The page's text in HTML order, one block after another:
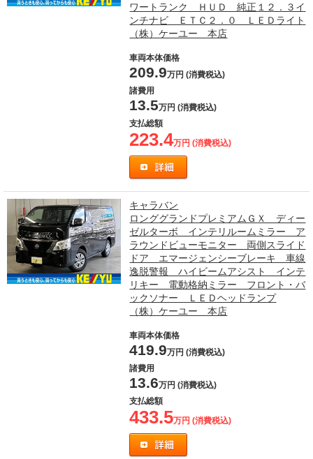
ワートランク ＨＵＤ 純正１２．３イ
ンチナビ ＥＴＣ２．０ ＬＥＤライト
（株）ケーユー 本店
車両本体価格
209.9万円 (消費税込)
諸費用
13.5万円 (消費税込)
支払総額
223.4万円 (消費税込)
キャラバン
ロンググランドプレミアムＧＸ ディー
ゼルターボ インテリルームミラー ア
ラウンドビューモニター 両側スライド
ドア エマージェンシーブレーキ 車線
逸脱警報 ハイビームアシスト インテ
リキー 電動格納ミラー フロント・バ
ックソナー ＬＥＤヘッドランプ
（株）ケーユー 本店
車両本体価格
419.9万円 (消費税込)
諸費用
13.6万円 (消費税込)
支払総額
433.5万円 (消費税込)